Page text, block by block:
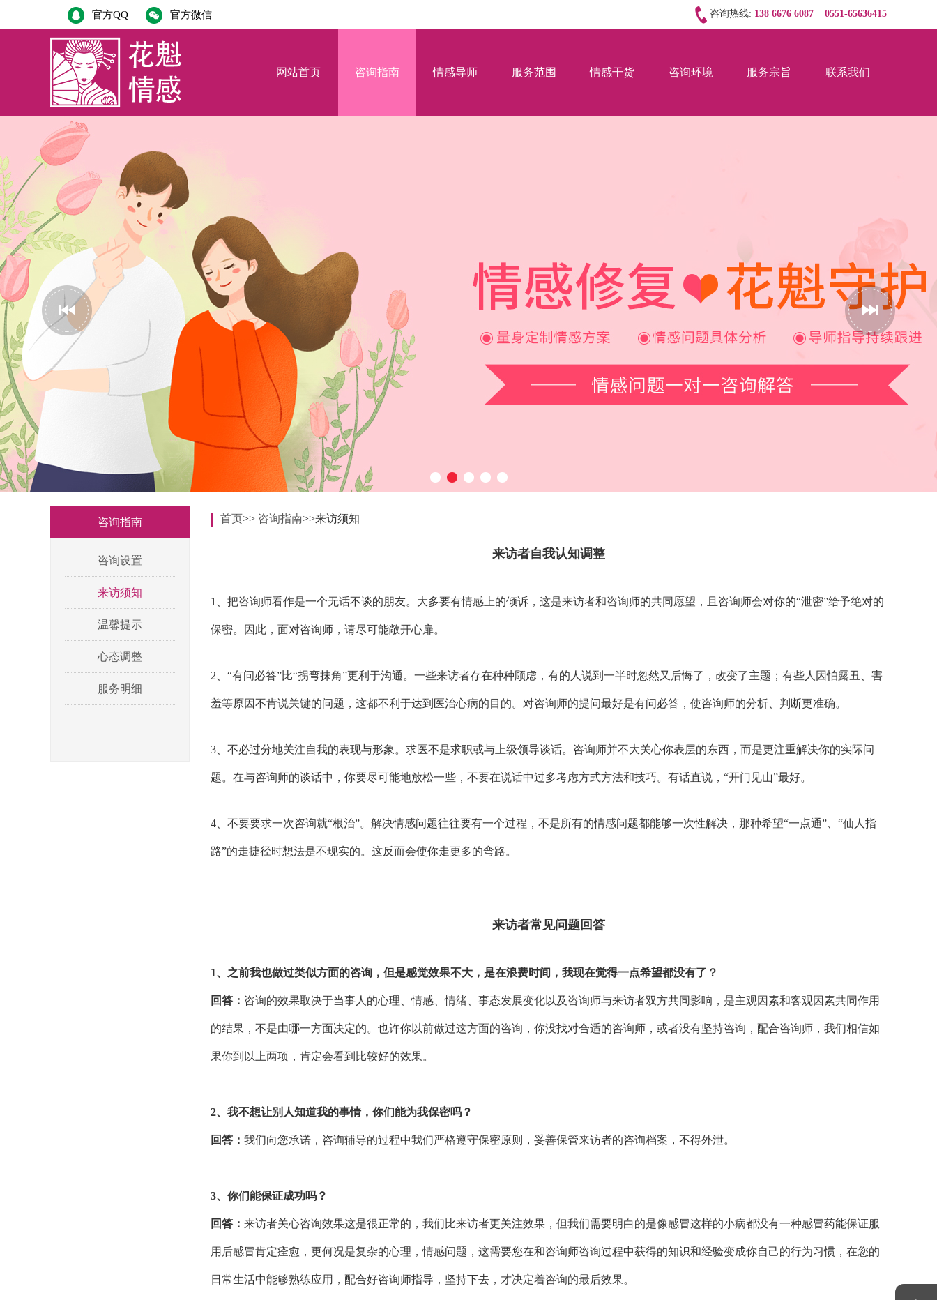
官方QQ 官方微信 咨询热线: 138 6676 6087 0551-65636415
网站首页 咨询指南 情感导师 服务范围 情感干货 咨询环境 服务宗旨 联系我们
1 2 3 4 5
咨询指南
咨询设置
来访须知
温馨提示
心态调整
服务明细
首页>> 咨询指南>>来访须知
来访者自我认知调整
1、把咨询师看作是一个无话不谈的朋友。大多要有情感上的倾诉，这是来访者和咨询师的共同愿望，且咨询师会对你的“泄密”给予绝对的
保密。因此，面对咨询师，请尽可能敞开心扉。
2、“有问必答”比“拐弯抹角”更利于沟通。一些来访者存在种种顾虑，有的人说到一半时忽然又后悔了，改变了主题；有些人因怕露丑、害
羞等原因不肯说关键的问题，这都不利于达到医治心病的目的。对咨询师的提问最好是有问必答，使咨询师的分析、判断更准确。
3、不必过分地关注自我的表现与形象。求医不是求职或与上级领导谈话。咨询师并不大关心你表层的东西，而是更注重解决你的实际问
题。在与咨询师的谈话中，你要尽可能地放松一些，不要在说话中过多考虑方式方法和技巧。有话直说，“开门见山”最好。
4、不要要求一次咨询就“根治”。解决情感问题往往要有一个过程，不是所有的情感问题都能够一次性解决，那种希望“一点通”、“仙人指
路”的走捷径时想法是不现实的。这反而会使你走更多的弯路。
来访者常见问题回答
1、之前我也做过类似方面的咨询，但是感觉效果不大，是在浪费时间，我现在觉得一点希望都没有了？
回答： 咨询的效果取决于当事人的心理、情感、情绪、事态发展变化以及咨询师与来访者双方共同影响，是主观因素和客观因素共同作用
的结果，不是由哪一方面决定的。也许你以前做过这方面的咨询，你没找对合适的咨询师，或者没有坚持咨询，配合咨询师，我们相信如
果你到以上两项，肯定会看到比较好的效果。
2、我不想让别人知道我的事情，你们能为我保密吗？
回答： 我们向您承诺，咨询辅导的过程中我们严格遵守保密原则，妥善保管来访者的咨询档案，不得外泄。
3、你们能保证成功吗？
回答： 来访者关心咨询效果这是很正常的，我们比来访者更关注效果，但我们需要明白的是像感冒这样的小病都没有一种感冒药能保证服
用后感冒肯定痊愈，更何况是复杂的心理，情感问题，这需要您在和咨询师咨询过程中获得的知识和经验变成你自己的行为习惯，在您的
日常生活中能够熟练应用，配合好咨询师指导，坚持下去，才决定着咨询的最后效果。